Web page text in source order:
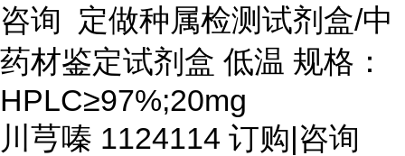
咨询 定做种属检测试剂盒/中
药材鉴定试剂盒 低温 规格：
HPLC≥97%;20mg
川芎嗪 1124114 订购|咨询